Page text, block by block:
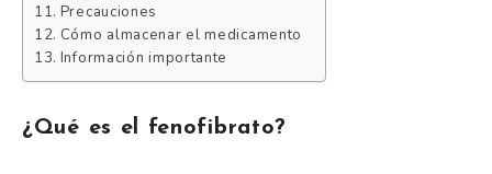
Precauciones
Cómo almacenar el medicamento
Información importante
¿Qué es el fenofibrato?